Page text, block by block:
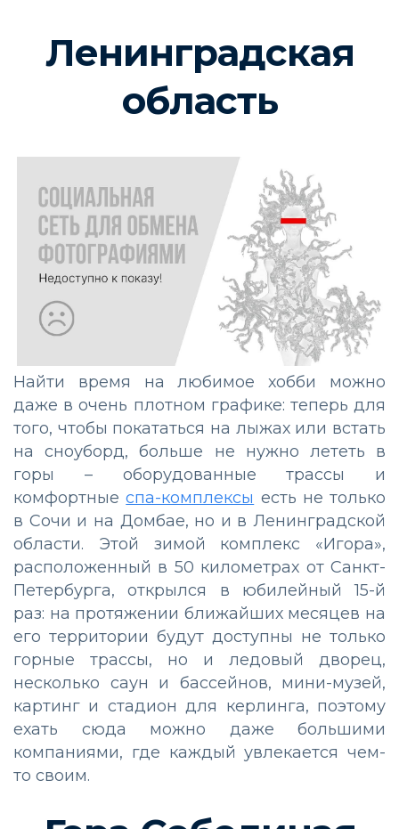
Ленинградская
область
Найти время на любимое хобби можно
даже в очень плотном графике: теперь для
того, чтобы покататься на лыжах или встать
на сноуборд, больше не нужно лететь в
горы – оборудованные трассы и
комфортныеспа-комплексы есть не только
в Сочи и на Домбае, но и в Ленинградской
области. Этой зимой комплекс «Игора»,
расположенный в 50 километрах от Санкт-
Петербурга, открылся в юбилейный 15-й
раз: на протяжении ближайших месяцев на
его территории будут доступны не только
горные трассы, но и ледовый дворец,
несколько саун и бассейнов, мини-музей,
картинг и стадион для керлинга, поэтому
ехать сюда можно даже большими
компаниями, где каждый увлекается чем-
то своим.